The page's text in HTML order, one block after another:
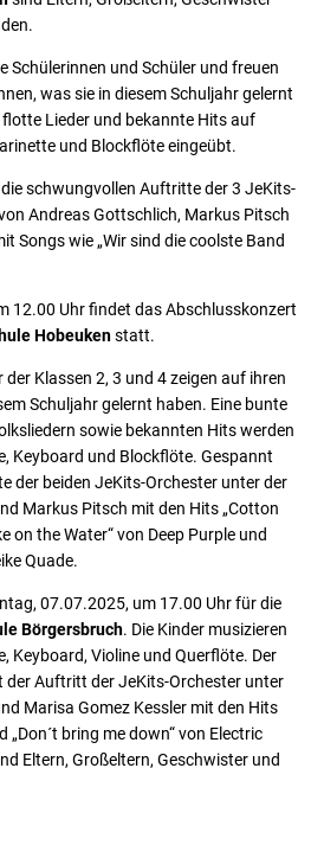
Schülerinnen und Schüler und freuen
was sie in diesem Schuljahr gelernt
Lieder und bekannte Hits auf
und Blockflöte eingeübt.
schwungvollen Auftritte der 3 JeKits-
Andreas Gottschlich, Markus Pitsch
Songs wie „Wir sind die coolste Band
12.00 Uhr findet das Abschlusskonzert
Hobeukenstatt.
der Klassen 2, 3 und 4 zeigen auf ihren
Schuljahr gelernt haben. Eine bunte
sowie bekannten Hits werden
Keyboard und Blockflöte. Gespannt
der beiden JeKits-Orchester unter der
Markus Pitsch mit den Hits „Cotton
on the Water“ von Deep Purple und
Quade.
07.07.2025, um 17.00 Uhr für die
Börgersbruch. Die Kinder musizieren
Keyboard, Violine und Querflöte. Der
der Auftritt der JeKits-Orchester unter
Marisa Gomez Kessler mit den Hits
„Don´t bring me down“ von Electric
Eltern, Großeltern, Geschwister und